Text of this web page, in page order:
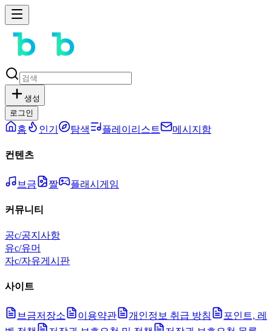
생성
로그인
홈 인기 탐색 플레이리스트 메시지함
컨텐츠
브금 짤 플래시게임
커뮤니티
공c/공지사항
유c/유머
자c/자유게시판
사이트
브금저장소 이용약관 개인정보 취급 방침
포인트, 레